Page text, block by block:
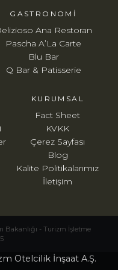
GASTRONOMI
Ana Restoran
Pascha A’La Carte
Blu Bar
Q Bar & Patisserie
KURUMSAL
Fact Sheet
KVKK
Çerez Sayfası
Blog
Kalite Politikalarımız
İletişim
Bakanlığı - Turizm İşletme
Otelcilik İnşaat A.Ş.